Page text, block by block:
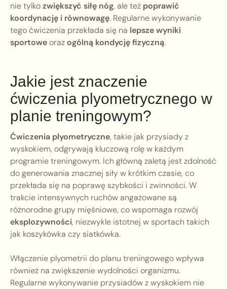
nie tylkozwiększyć siłę nóg, ale też poprawić
koordynację i równowagę. Regularne wykonywanie
tego ćwiczenia przekłada się na lepsze wyniki
sportoweorazogólną kondycję fizyczną.
Jakie jest znaczenie
ćwiczenia plyometrycznego w
planie treningowym?
Ćwiczenia plyometryczne, takie jak przysiady z
wyskokiem, odgrywają kluczową rolę w każdym
programie treningowym. Ich główną zaletą jest zdolność
do generowania znacznej siły w krótkim czasie, co
przekłada się na poprawę szybkości i zwinności. W
trakcie intensywnych ruchów angażowane są
różnorodne grupy mięśniowe, co wspomaga rozwój
eksplozywności, niezwykle istotnej w sportach takich
jak koszykówka czy siatkówka.
Włączenie plyometrii do planu treningowego wpływa
również na zwiększenie wydolności organizmu.
Regularne wykonywanie przysiadów z wyskokiem nie